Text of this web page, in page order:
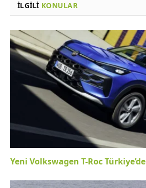
İLGILI KONULAR
Yeni Volkswagen T-Roc Türkiye’de